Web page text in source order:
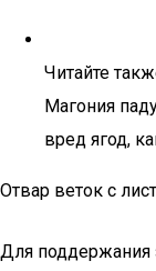
Читайте
Магония
вред ягод,
Отвар веток с
Для поддержания